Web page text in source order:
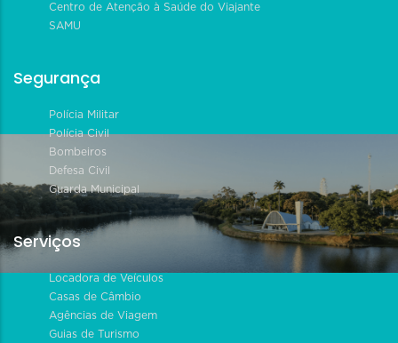
Centro de Atenção à Saúde do Viajante
SAMU
Segurança
Polícia Militar
Polícia Civil
Bombeiros
Defesa Civil
Guarda Municipal
Serviços
Locadora de Veículos
Casas de Câmbio
Agências de Viagem
Guias de Turismo